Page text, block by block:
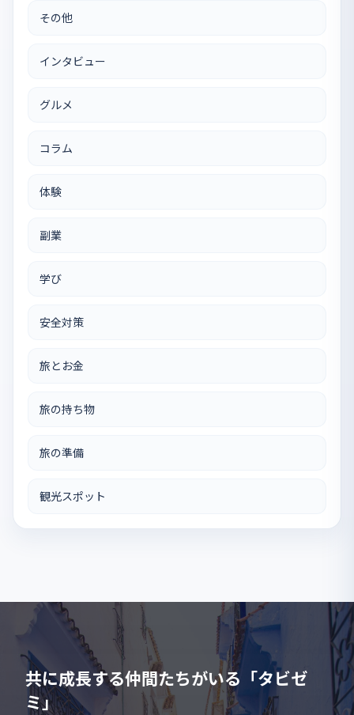
その他
インタビュー
グルメ
コラム
体験
副業
学び
安全対策
旅とお金
旅の持ち物
旅の準備
観光スポット
共に成長する仲間たちがいる「タビゼ
ミ」